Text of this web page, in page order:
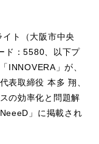
ト（大阪市中央
ド：5580、以下プ
INNOVERA」が、
表取締役 本多 翔、
の効率化と問題解
」に掲載され